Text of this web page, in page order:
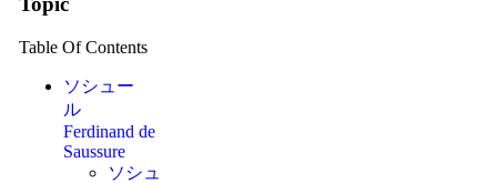
Table Of Contents
ソシュー
ル
Ferdinand de
Saussure
ソシュ